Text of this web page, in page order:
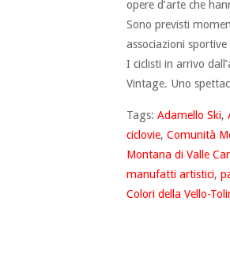
opere d’arte che
Sono previsti
associazioni
I ciclisti in arrivo
Vintage. Uno
Tags: Adamello Ski,
ciclovie, Comunità
Montana di Valle
manufatti artistici,
Colori della Vello-